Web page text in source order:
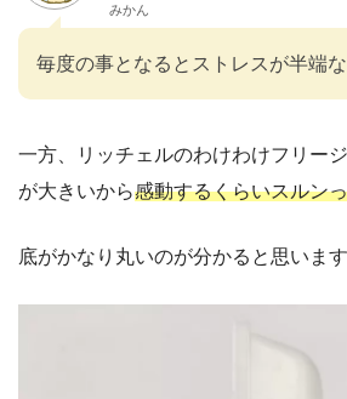
みかん
毎度の事となるとストレスが半端
一方、リッチェルのわけわけフリー
が大きいから感動するくらいスルン
底がかなり丸いのが分かると思います